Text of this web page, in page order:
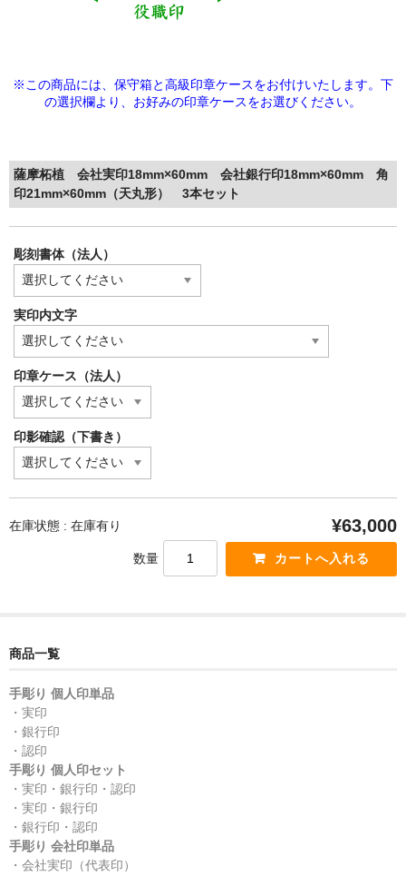
※この商品には、保守箱と高級印章ケースをお付けいたします。下
の選択欄より、 お好みの印章ケースをお選びください。
薩摩柘植 会社実印18mm×60mm 会社銀行印18mm×60mm 角
印21mm×60mm（天丸形） 3本セット
彫刻書体（法人）
実印内文字
印章ケース（法人）
印影確認（下書き）
在庫状態 : 在庫有り ¥63,000
数量
商品一覧
手彫り 個人印単品
・実印
・銀行印
・認印
手彫り 個人印セット
・実印・銀行印・認印
・実印・銀行印
・銀行印・認印
手彫り 会社印単品
・会社実印（代表印）